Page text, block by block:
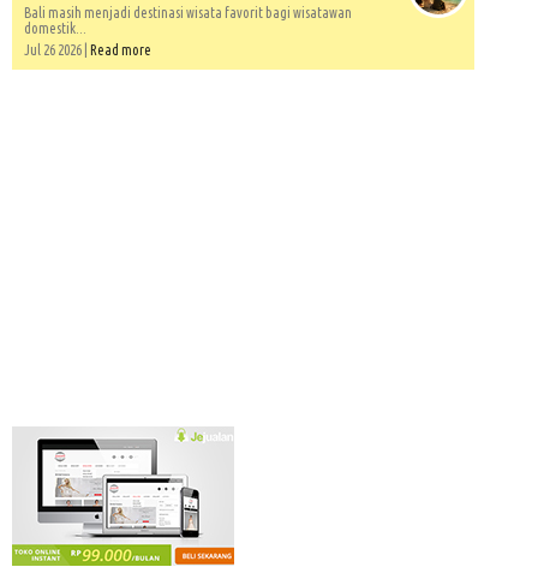
Bali masih menjadi destinasi wisata favorit bagi wisatawan
domestik...
Jul 26 2026 | Read more